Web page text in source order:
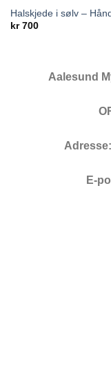
Halskjede i sølv –
kr700
Aalesund
Adresse:
E-